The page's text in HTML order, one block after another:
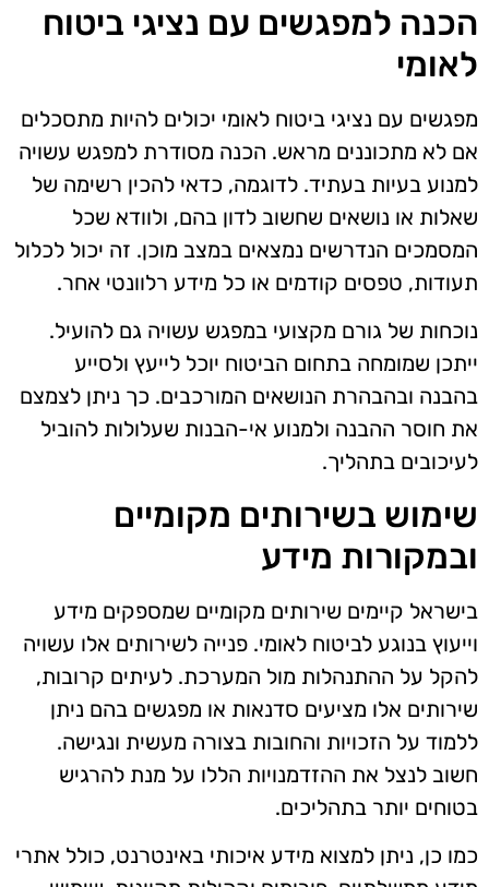
הכנה למפגשים עם נציגי ביטוח
לאומי
מפגשים עם נציגי ביטוח לאומי יכולים להיות מתסכלים
אם לא מתכוננים מראש. הכנה מסודרת למפגש עשויה
למנוע בעיות בעתיד. לדוגמה, כדאי להכין רשימה של
שאלות או נושאים שחשוב לדון בהם, ולוודא שכל
המסמכים הנדרשים נמצאים במצב מוכן. זה יכול לכלול
תעודות, טפסים קודמים או כל מידע רלוונטי אחר.
נוכחות של גורם מקצועי במפגש עשויה גם להועיל.
ייתכן שמומחה בתחום הביטוח יוכל לייעץ ולסייע
בהבנה ובהבהרת הנושאים המורכבים. כך ניתן לצמצם
את חוסר ההבנה ולמנוע אי-הבנות שעלולות להוביל
לעיכובים בתהליך.
שימוש בשירותים מקומיים
ובמקורות מידע
בישראל קיימים שירותים מקומיים שמספקים מידע
וייעוץ בנוגע לביטוח לאומי. פנייה לשירותים אלו עשויה
להקל על ההתנהלות מול המערכת. לעיתים קרובות,
שירותים אלו מציעים סדנאות או מפגשים בהם ניתן
ללמוד על הזכויות והחובות בצורה מעשית ונגישה.
חשוב לנצל את ההזדמנויות הללו על מנת להרגיש
בטוחים יותר בתהליכים.
כמו כן, ניתן למצוא מידע איכותי באינטרנט, כולל אתרי